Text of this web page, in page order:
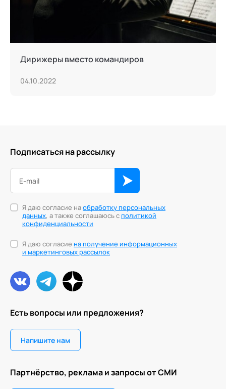
Дирижеры вместо командиров
04.10.2022
Есть вопросы или предложения?
Напишите нам
Партнёрство, реклама и запросы от СМИ
Подписаться на рассылку
Я даю согласие наобработку персональных
данных, а также соглашаюсь сполитикой
конфиденциальности
Я даю согласие на получение информационных
и маркетинговых рассылок